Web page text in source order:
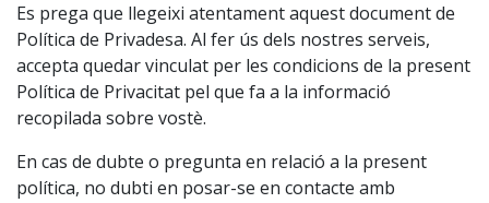
Es prega que llegeixi atentament aquest document de
Política de Privadesa. Al fer ús dels nostres serveis,
accepta quedar vinculat per les condicions de la present
Política de Privacitat pel que fa a la informació
recopilada sobre vostè.
En cas de dubte o pregunta en relació a la present
política, no dubti en posar-se en contacte amb